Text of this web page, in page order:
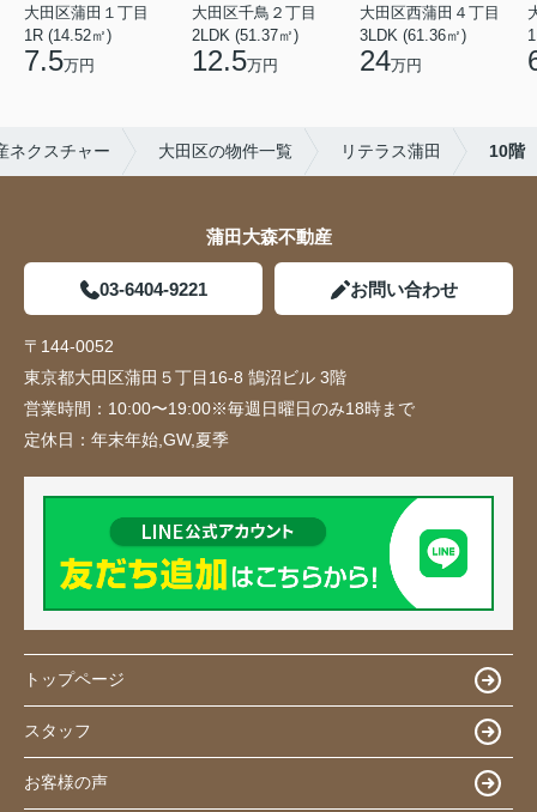
大田区蒲田１丁目
1R (14.52㎡)
7.5万円
大田区千鳥２丁目
2LDK (51.37㎡)
12.5万円
大田区西蒲田４丁目
3LDK (61.36㎡)
24万円
ネクスチャー 大田区の物件一覧 リテラス蒲田 10階
蒲田大森不動産
03-6404-9221 お問い合わせ
〒144-0052
東京都大田区蒲田５丁目16-8 鵠沼ビル 3階
営業時間： 10:00〜19:00※毎週日曜日のみ18時まで
定休日： 年末年始,GW,夏季
トップページ
スタッフ
お客様の声